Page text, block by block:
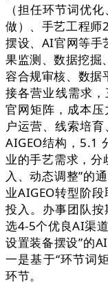
（担任环节词优
做）、手艺工程师
摆设、AI官网等手
果监测、数据挖掘
容合规审核、数据
接各营业线需求
官网矩阵，成本
户运营、线索培
AIGEO结构，5.1
业的手艺需求，分
入、动态调整”的
业AIGEO转型阶
投入。办事团队
选4-5个优良AI渠
设置装备摆设”的
一是基于“环节词
环节。